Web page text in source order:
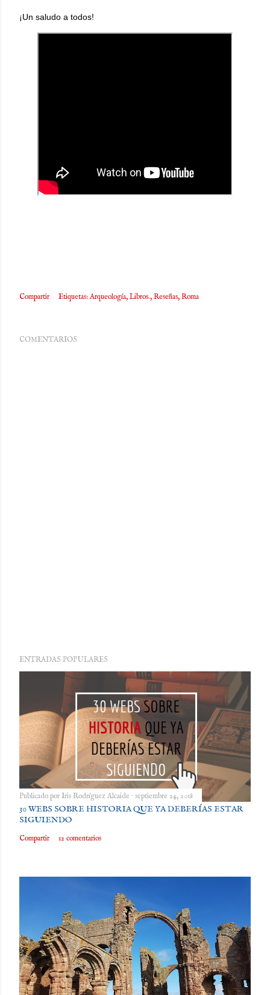
¡Un saludo a todos!
Compartir Etiquetas: Arqueología Libros. Reseñas Roma
COMENTARIOS
ENTRADAS POPULARES
Publicado por Iris Rodríguez Alcaide septiembre 24, 2018
30 WEBS SOBRE HISTORIA QUE YA DEBERÍAS ESTAR
SIGUIENDO
Compartir 12 comentarios